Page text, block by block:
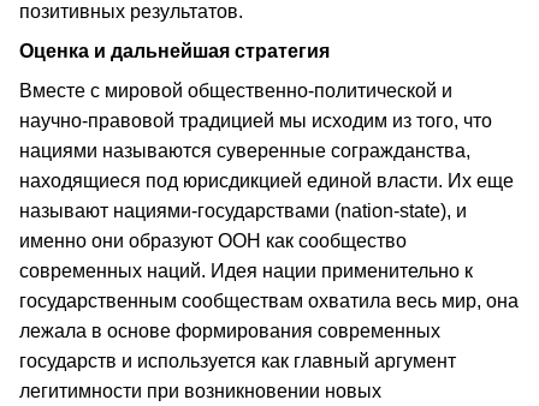
позитивных результатов.
Оценка и дальнейшая стратегия
Вместе с мировой общественно-политической и
научно-правовой традицией мы исходим из того, что
нациями называются суверенные согражданства,
находящиеся под юрисдикцией единой власти. Их еще
называют нациями-государствами (nation-state), и
именно они образуют ООН как сообщество
современных наций. Идея нации применительно к
государственным сообществам охватила весь мир, она
лежала в основе формирования современных
государств и используется как главный аргумент
легитимности при возникновении новых